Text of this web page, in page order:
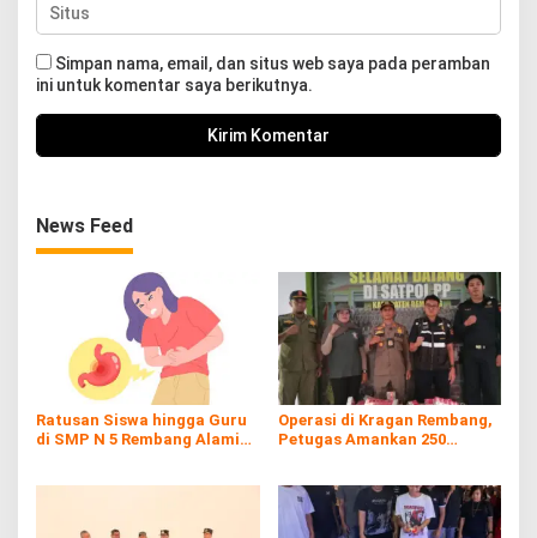
Simpan nama, email, dan situs web saya pada peramban
ini untuk komentar saya berikutnya.
News Feed
Ratusan Siswa hingga Guru
di SMP N 5 Rembang Alami
Operasi di Kragan Rembang,
Petugas Amankan 250